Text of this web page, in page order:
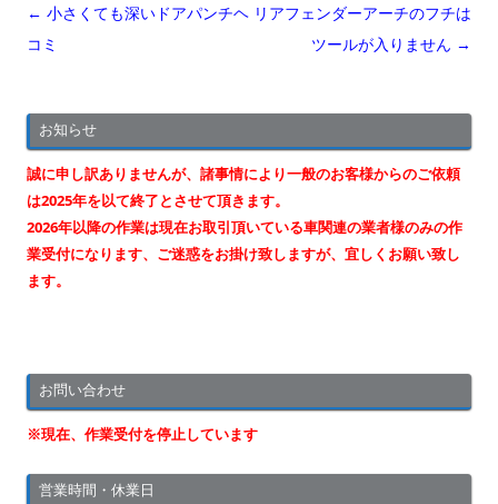
投
稿
ゲ
ー
シ
ョ
ン
← 小さくても深いドアパンチヘ
コミ
リアフェンダーアーチのフチは
ツールが入りません →
お知らせ
誠に申し訳ありませんが、諸事情により一般のお客様からのご依頼
は2025年を以て終了とさせて頂きます。
2026年以降の作業は現在お取引頂いている車関連の業者様のみの作
業受付になります、ご迷惑をお掛け致しますが、宜しくお願い致し
ます。
お問い合わせ
※現在、作業受付を停止しています
営業時間・休業日